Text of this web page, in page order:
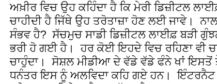
ਅਖ਼ੀਰ ਵਿਚ ਉਹ ਕਹਿੰਦਾ ਹੈ ਕਿ ਮੇਰੀ ਡਿਜ਼ੀਟਲ
ਚਾਹੀਦੀ ਹੈ ਜਿੱਥੇ ਉਹ ਤਰੋਤਾਜ਼ਾ ਹੋਣ ਲਈ ਜਾਵੇ।
ਸੰਭਵ ਹੈ? ਸੱਚਮੁਚ ਸਾਡੀ ਡਿਜ਼ੀਟਲ ਲਾਈਫ਼ ਬੜੀ
ਭਰੀ ਹੋ ਗਈ ਹੈ। ਹਰ ਕੋਈ ਇਹਦੇ ਵਿਚ ਰਹਿਣਾ ਵੀ
ਚਾਹੁੰਦਾ। ਸੋਸ਼ਲ ਮੀਡੀਆ ਦੇ ਵੱਡੇ ਵੱਡੇ ਫੰਨੇ ਖਾਂ
ਧਨੰਤਰ ਇਸ ਨੂੰ ਅਲਵਿਦਾ ਕਹਿ ਗਏ ਹਨ।